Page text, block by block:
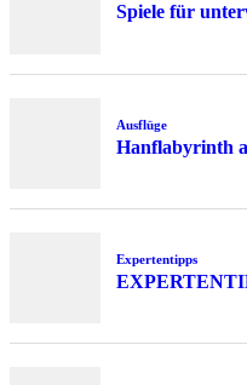
Spiele für
Ausflüge
Hanflabyrinth
Expertentipps